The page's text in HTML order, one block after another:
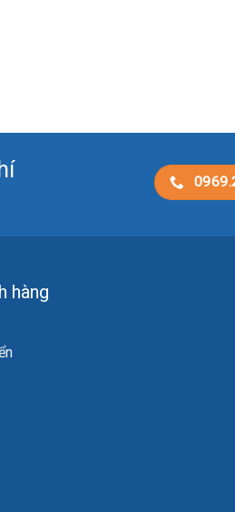
hàng